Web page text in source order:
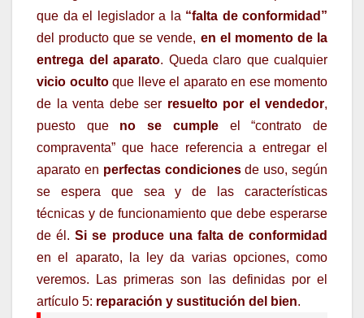
que da el legislador a la “falta de conformidad”
del producto que se vende, en el momento de la
entrega del aparato. Queda claro que cualquier
vicio ocultoque lleve el aparato en ese momento
de la venta debe ser resuelto por el vendedor,
puesto que no se cumpleel “contrato de
compraventa” que hace referencia a entregar el
aparato en perfectas condicionesde uso, según
se espera que sea y de las características
técnicas y de funcionamiento que debe esperarse
de él.Si se produce una falta de conformidad
en el aparato, la ley da varias opciones, como
veremos. Las primeras son las definidas por el
artículo 5: reparación y sustitución del bien.